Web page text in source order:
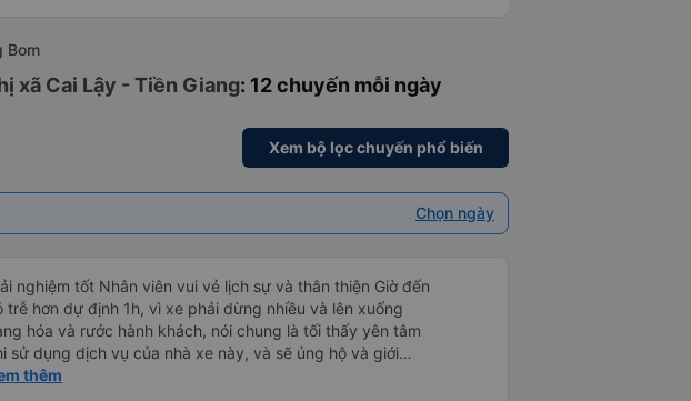
Bom
xã Cai Lậy - Tiền Giang: 12 chuyến mỗi ngày
Xem bộ lọc chuyến phổ biến
Chọn ngày
nghiệm tốt Nhân viên vui vẻ lịch sự và thân thiện Giờ đến
trễ hơn dự định 1h, vì xe phải dừng nhiều và lên xuống
hóa và rước hành khách, nói chung là tối thấy yên tâm
sử dụng dịch vụ của nhà xe này, và sẽ ủng hộ và giới
cho người thân sử dụng dịch vụ của nhà xe này
thêm